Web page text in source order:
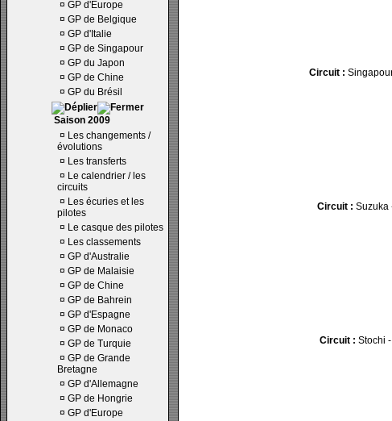
¤ GP d'Europe
¤ GP de Belgique
¤ GP d'Italie
¤ GP de Singapour
¤ GP du Japon
¤ GP de Chine
¤ GP du Brésil
Saison 2009
¤ Les changements /
évolutions
¤ Les transferts
¤ Le calendrier / les
circuits
¤ Les écuries et les
pilotes
¤ Le casque des pilotes
¤ Les classements
¤ GP d'Australie
¤ GP de Malaisie
¤ GP de Chine
¤ GP de Bahrein
¤ GP d'Espagne
¤ GP de Monaco
¤ GP de Turquie
¤ GP de Grande
Bretagne
¤ GP d'Allemagne
¤ GP de Hongrie
¤ GP d'Europe
Circuit :
Circuit : Suzuka
Circuit : Stochi -